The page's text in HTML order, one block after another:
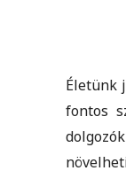
Életünk
fontos